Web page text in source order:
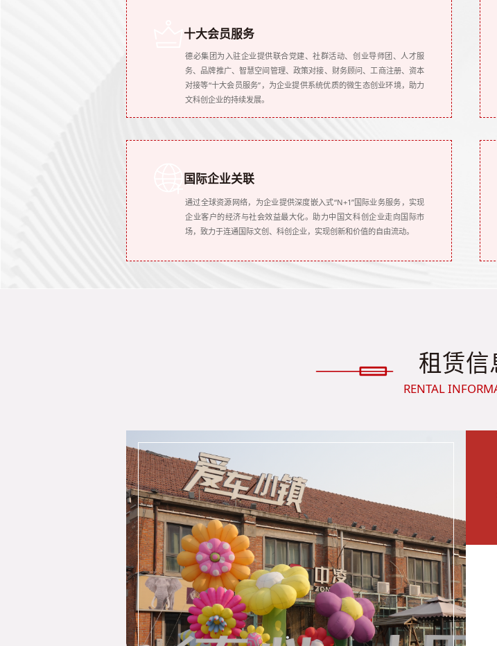
十大会员服务
德必集团为入驻企业提供联合党建、社群活动、创业导师团、人才服
务、品牌推广、智慧空间管理、政策对接、财务顾问、工商注册、资本
对接等“十大会员服务”，为企业提供系统优质的微生态创业环境，助力
文科创企业的持续发展。
国际企业关联
通过全球资源网络，为企业提供深度嵌入式“N+1”国际业务服务，实现
企业客户的经济与社会效益最大化。助力中国文科创企业走向国际市
场，致力于连通国际文创、科创企业，实现创新和价值的自由流动。
租赁信
RENTAL